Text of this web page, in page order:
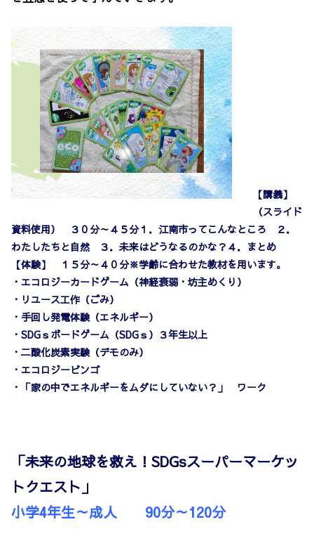
【講義】
（スライド
資料使用） ３０分～４５分１．江南市ってこんなところ ２．
わたしたちと自然 ３．未来はどうなるのかな？４．まとめ
【体験】 １５分～４０分※学齢に合わせた教材を用います。
・エコロジーカードゲーム（神経衰弱・坊主めくり）
・リユース工作（ごみ）
・手回し発電体験（エネルギー）
・SDGｓボードゲーム（SDGｓ）３年生以上
・二酸化炭素実験（デモのみ）
・エコロジービンゴ
・「家の中でエネルギーをムダにしていない？」 ワーク
「未来の地球を救え！SDGsスーパーマーケッ
トクエスト」
小学4年生～成人 90分～120分